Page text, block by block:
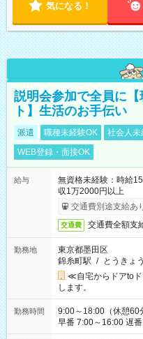
気になる！
説明会参加で全員に
ト】生活のお手伝い
派遣 職種未経験OK 社会人未
WEB登録・面接OK
給与
無資格未経験：時給
収1万2000円以上
交通費別途支給あ
交通費 交通費全額支
勤務地
東京都墨田区
錦糸町駅 / とうきょ
≪自宅からドアto
します。
勤務時間
9:00～18:00（休憩60分） ■ご希望があれば下記シフ
早番 7:00～16:00 遅番 10:00～19:00
い」 「余裕を持って